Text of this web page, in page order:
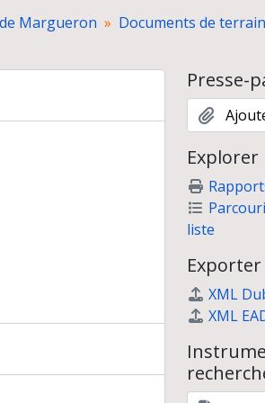
du palais de Mari (salles 219-220)
219 et 220
Margueron
Documents de terrain
Presse-
Explorer
liste
Exporter
XML
XML